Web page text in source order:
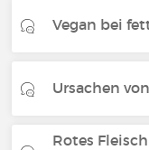
Vegan bei
Ursachen
Rotes